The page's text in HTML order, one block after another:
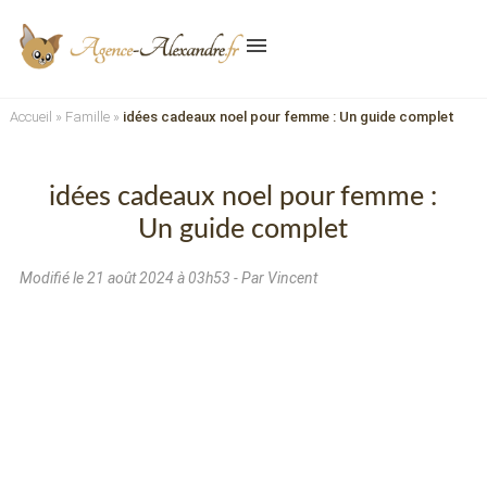
menu
Accueil » Famille» idées cadeaux noel pour femme : Un guide complet
idées cadeaux noel pour femme :
Un guide complet
Modifié le21 août 2024 à 03h53 - Par Vincent